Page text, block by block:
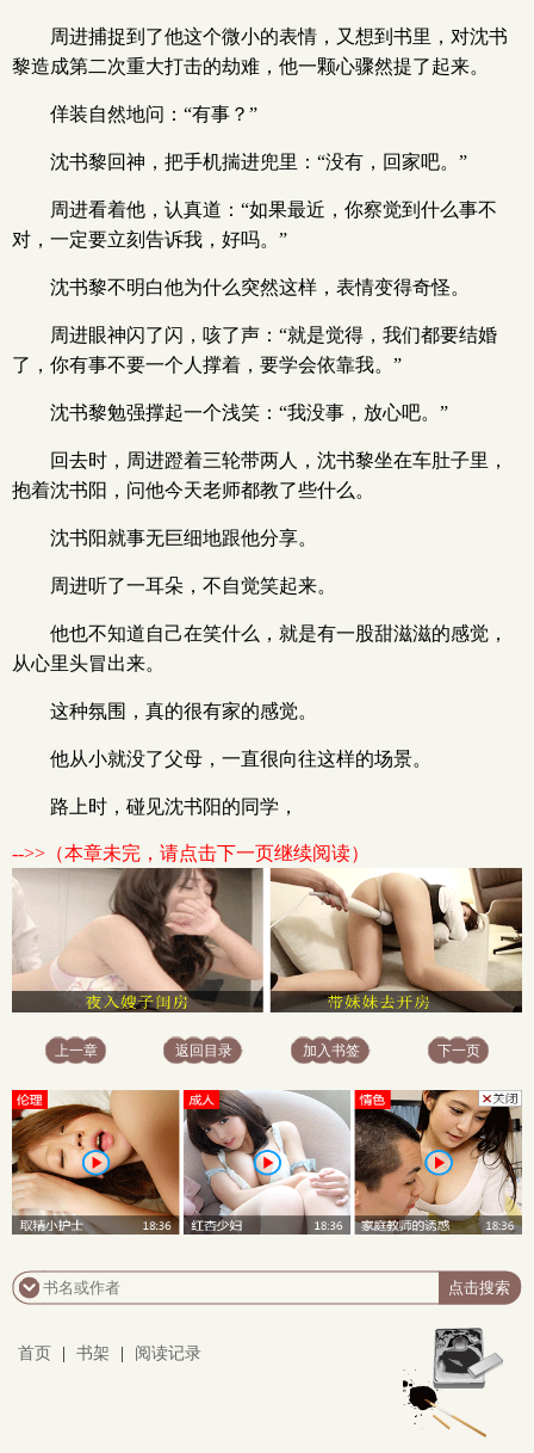
周进捕捉到了他这个微小的表情，又想到书里，对沈书
黎造成第二次重大打击的劫难，他一颗心骤然提了起来。
佯装自然地问：“有事？”
沈书黎回神，把手机揣进兜里：“没有，回家吧。”
周进看着他，认真道：“如果最近，你察觉到什么事不
对，一定要立刻告诉我，好吗。”
沈书黎不明白他为什么突然这样，表情变得奇怪。
周进眼神闪了闪，咳了声：“就是觉得，我们都要结婚
了，你有事不要一个人撑着，要学会依靠我。”
沈书黎勉强撑起一个浅笑：“我没事，放心吧。”
回去时，周进蹬着三轮带两人，沈书黎坐在车肚子里，
抱着沈书阳，问他今天老师都教了些什么。
沈书阳就事无巨细地跟他分享。
周进听了一耳朵，不自觉笑起来。
他也不知道自己在笑什么，就是有一股甜滋滋的感觉，
从心里头冒出来。
这种氛围，真的很有家的感觉。
他从小就没了父母，一直很向往这样的场景。
路上时，碰见沈书阳的同学，
-->>（本章未完，请点击下一页继续阅读）
上一章 返回目录 加入书签 下一页
首页 书架 阅读记录